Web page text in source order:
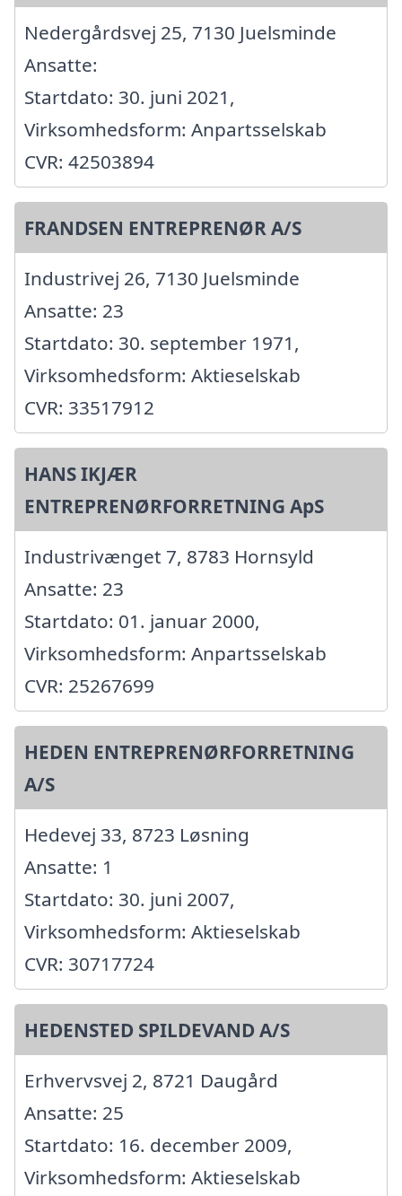
Nedergårdsvej 25, 7130 Juelsminde
Ansatte:
Startdato: 30. juni 2021,
Virksomhedsform: Anpartsselskab
CVR: 42503894
FRANDSEN ENTREPRENØR A/S
Industrivej 26, 7130 Juelsminde
Ansatte: 23
Startdato: 30. september 1971,
Virksomhedsform: Aktieselskab
CVR: 33517912
HANS IKJÆR
ENTREPRENØRFORRETNING ApS
Industrivænget 7, 8783 Hornsyld
Ansatte: 23
Startdato: 01. januar 2000,
Virksomhedsform: Anpartsselskab
CVR: 25267699
HEDEN ENTREPRENØRFORRETNING
A/S
Hedevej 33, 8723 Løsning
Ansatte: 1
Startdato: 30. juni 2007,
Virksomhedsform: Aktieselskab
CVR: 30717724
HEDENSTED SPILDEVAND A/S
Erhvervsvej 2, 8721 Daugård
Ansatte: 25
Startdato: 16. december 2009,
Virksomhedsform: Aktieselskab